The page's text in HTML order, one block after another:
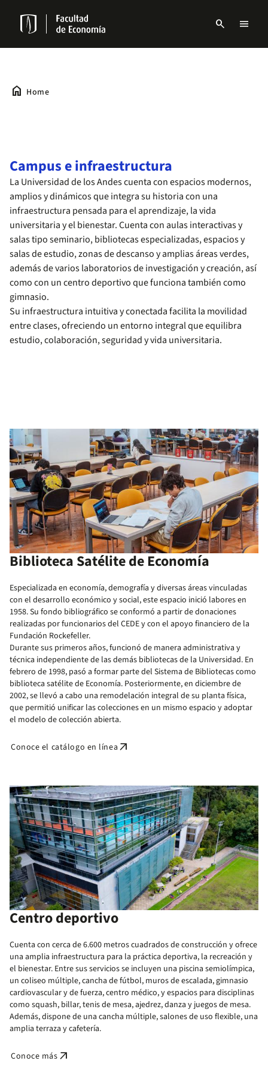
Navbar
search menu
home Home
Campus e infraestructura
La Universidad de los Andes cuenta con espacios modernos,
amplios y dinámicos que integra su historia con una
infraestructura pensada para el aprendizaje, la vida
universitaria y el bienestar. Cuenta con aulas interactivas y
salas tipo seminario, bibliotecas especializadas, espacios y
salas de estudio, zonas de descanso y amplias áreas verdes,
además de varios laboratorios de investigación y creación, así
como con un centro deportivo que funciona también como
gimnasio.
Su infraestructura intuitiva y conectada facilita la movilidad
entre clases, ofreciendo un entorno integral que equilibra
estudio, colaboración, seguridad y vida universitaria.
Biblioteca Satélite de Economía
Especializada en economía, demografía y diversas áreas vinculadas
con el desarrollo económico y social, este espacio inició labores en
1958. Su fondo bibliográfico se conformó a partir de donaciones
realizadas por funcionarios del CEDE y con el apoyo financiero de la
Fundación Rockefeller.
Durante sus primeros años, funcionó de manera administrativa y
técnica independiente de las demás bibliotecas de la Universidad. En
febrero de 1998, pasó a formar parte del Sistema de Bibliotecas como
biblioteca satélite de Economía. Posteriormente, en diciembre de
2002, se llevó a cabo una remodelación integral de su planta física,
que permitió unificar las colecciones en un mismo espacio y adoptar
el modelo de colección abierta.
Conoce el catálogo en línea arrow_outward
Centro deportivo
Cuenta con cerca de 6.600 metros cuadrados de construcción y ofrece
una amplia infraestructura para la práctica deportiva, la recreación y
el bienestar. Entre sus servicios se incluyen una piscina semiolímpica,
un coliseo múltiple, cancha de fútbol, muros de escalada, gimnasio
cardiovascular y de fuerza, centro médico, y espacios para disciplinas
como squash, billar, tenis de mesa, ajedrez, danza y juegos de mesa.
Además, dispone de una cancha múltiple, salones de uso flexible, una
amplia terraza y cafetería.
Conoce más arrow_outward